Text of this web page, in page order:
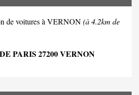
de voitures à VERNON(à 4.2km de
PARIS 27200 VERNON